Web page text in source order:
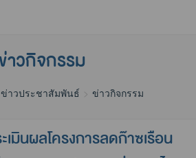
าวกิจกรรม
ข่าวประชาสัมพันธ์ ข่าวกิจกรรม
มินผลโครงการลดก๊าซเรือน